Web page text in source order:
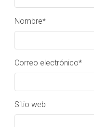
Nombre*
Correo electrónico*
Sitio web